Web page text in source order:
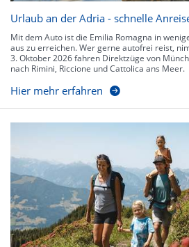
Urlaub an der Adria - schnelle
Mit dem Auto ist die Emilia Romagna in
aus zu erreichen. Wer gerne autofrei reist,
3. Oktober 2026 fahren Direktzüge von
nach Rimini, Riccione und Cattolica ans Meer.
Hier mehr erfahren